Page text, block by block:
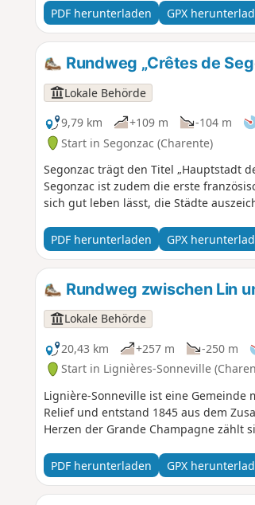
PDF herunterladen GPX
Rundweg „Crêtes de
Lokale Behörde
9,79 km
+109 m -104 m
Start in Segonzac (Charente)
Segonzac trägt den Titel „Hauptstadt
Segonzac ist zudem die erste
sich gut leben lässt, die Städte
PDF herunterladen GPX
Rundweg zwischen Lin
Lokale Behörde
20,43 km
+257 m -250 m
Start in Lignières-Sonneville
Lignière-Sonneville ist eine
Relief und entstand 1845 aus dem
Herzen der Grande Champagne zählt
PDF herunterladen GPX